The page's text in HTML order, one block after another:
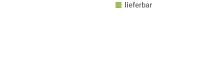
lieferbar